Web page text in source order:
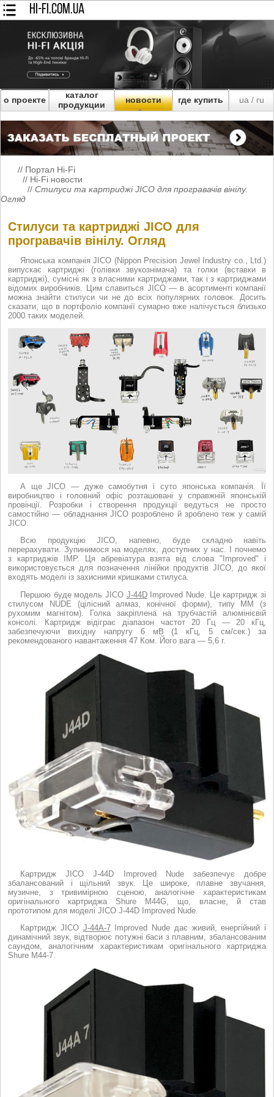
HI-FI.COM.UA
о проекте
каталог
продукции
новости где купить ua/ ru
// Портал Hi-Fi
// Hi-Fi новости
// Стилуси та картриджі JICO для програвачів вінілу.
Огляд
Стилуси та картриджі JICO для
програвачів вінілу. Огляд
Японська компанія JICO (Nippon Precision Jewel Industry co., Ltd.)
випускає картриджі (голівки звукознімача) та голки (вставки в
картриджі), сумісні як з власними картриджами, так і з картриджами
відомих виробників. Цим славиться JICO — в асортименті компанії
можна знайти стилуси чи не до всіх популярних головок. Досить
сказати, що в портфоліо компанії сумарно вже налічується близько
2000 таких моделей.
А ще JICO — дуже самобутня і суто японська компанія. Її
виробництво і головний офіс розташовані у справжній японській
провінції. Розробки і створення продукції ведуться не просто
самостійно — обладнання JICO розроблено й зроблено теж у самій
JICO.
Всю продукцію JICO, напевно, буде складно навіть
перерахувати. Зупинимося на моделях, доступних у нас. І почнемо
з картриджів IMP. Ця абревіатура взята від слова "Improved" і
використовується для позначення лінійки продуктів JICO, до якої
входять моделі із захисними кришками стилуса.
Першою буде модель JICO J-44DImproved Nude. Це картридж зі
стилусом NUDE (цілісний алмаз, конічної форми), типу ММ (з
рухомим магнітом). Голка закріплена на трубчастій алюмінієвій
консолі. Картридж відіграє діапазон частот 20 Гц — 20 кГц,
забезпечуючи вихідну напругу 6 мВ (1 кГц, 5 см/сек.) за
рекомендованого навантаження 47 Ком. Його вага — 5,6 г.
Картридж JICO J-44D Improved Nude забезпечує добре
збалансований і щільний звук. Це широке, плавне звучання,
музичне, з тривимірною сценою, аналогічне характеристикам
оригінального картриджа Shure M44G, що, власне, й став
прототипом для моделі JICO J-44D Improved Nude.
Картридж JICO J-44A-7Improved Nude дає живий, енергійний і
динамічний звук, відтворює потужні баси з плавним, збалансованим
саундом, аналогічним характеристикам оригінального картриджа
Shure M44-7.